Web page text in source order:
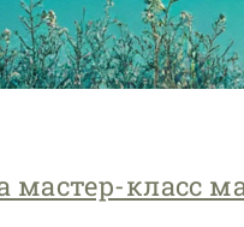
класс